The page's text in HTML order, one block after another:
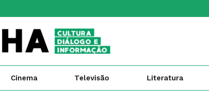
Cinema Televisão Literatura